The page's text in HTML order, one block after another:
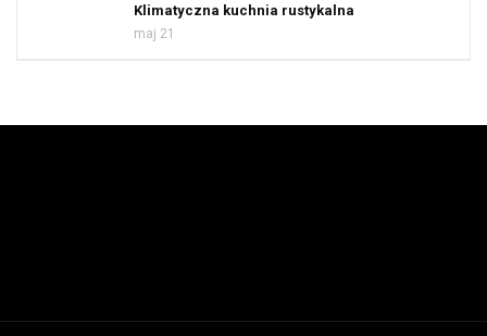
Klimatyczna kuchnia rustykalna
maj 21